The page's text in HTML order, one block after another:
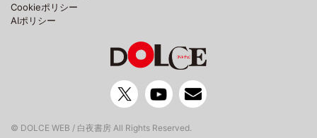
Cookieポリシー
AIポリシー
© DOLCE WEB / 白夜書房 All Rights Reserved.